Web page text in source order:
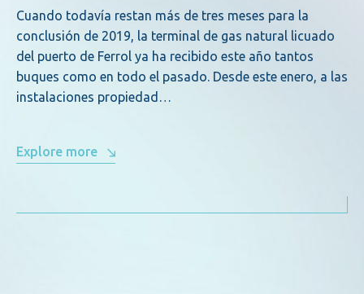
Cuando todavía restan más de tres meses para la
conclusión de 2019, la terminal de gas natural licuado
del puerto de Ferrol ya ha recibido este año tantos
buques como en todo el pasado. Desde este enero, a las
instalaciones propiedad…
Explore more